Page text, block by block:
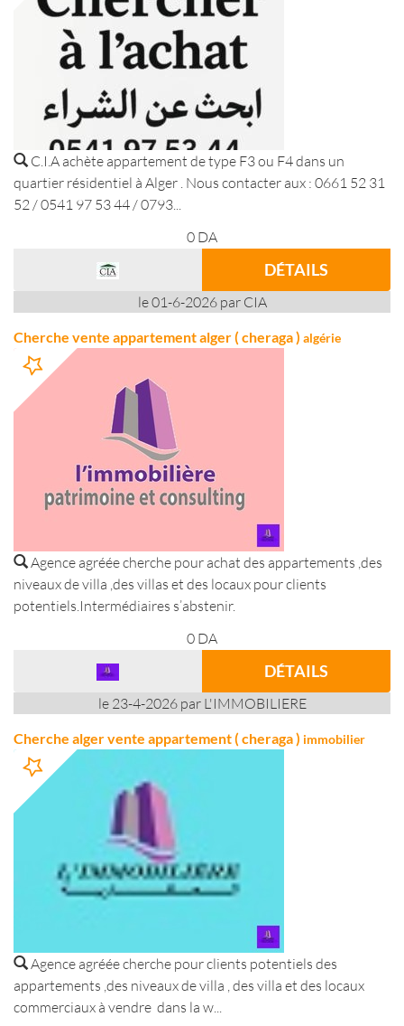
C.I.A achète appartement de type F3 ou F4 dans un
quartier résidentiel à Alger . Nous contacter aux : 0661 52 31
52 / 0541 97 53 44 / 0793...
0 DA
DÉTAILS
le 01-6-2026 par CIA
Cherche vente appartement alger ( cheraga ) algérie
Agence agréée cherche pour achat des appartements ,des
niveaux de villa ,des villas et des locaux pour clients
potentiels.Intermédiaires s’abstenir.
0 DA
DÉTAILS
le 23-4-2026 par L'IMMOBILIERE
Cherche alger vente appartement ( cheraga ) immobilier
Agence agréée cherche pour clients potentiels des
appartements ,des niveaux de villa , des villa et des locaux
commerciaux à vendre dans la w...